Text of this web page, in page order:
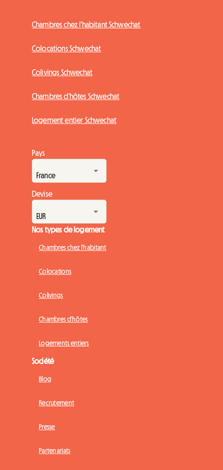
Chambres chez l'habitant Schwechat
Colocations Schwechat
Colivings Schwechat
Chambres d'hôtes Schwechat
Logement entier Schwechat
Pays
Devise
Nos types de logement
Chambres chez l'habitant
Colocations
Colivings
Chambres d'hôtes
Logements entiers
Société
Blog
Recrutement
Presse
Partenariats